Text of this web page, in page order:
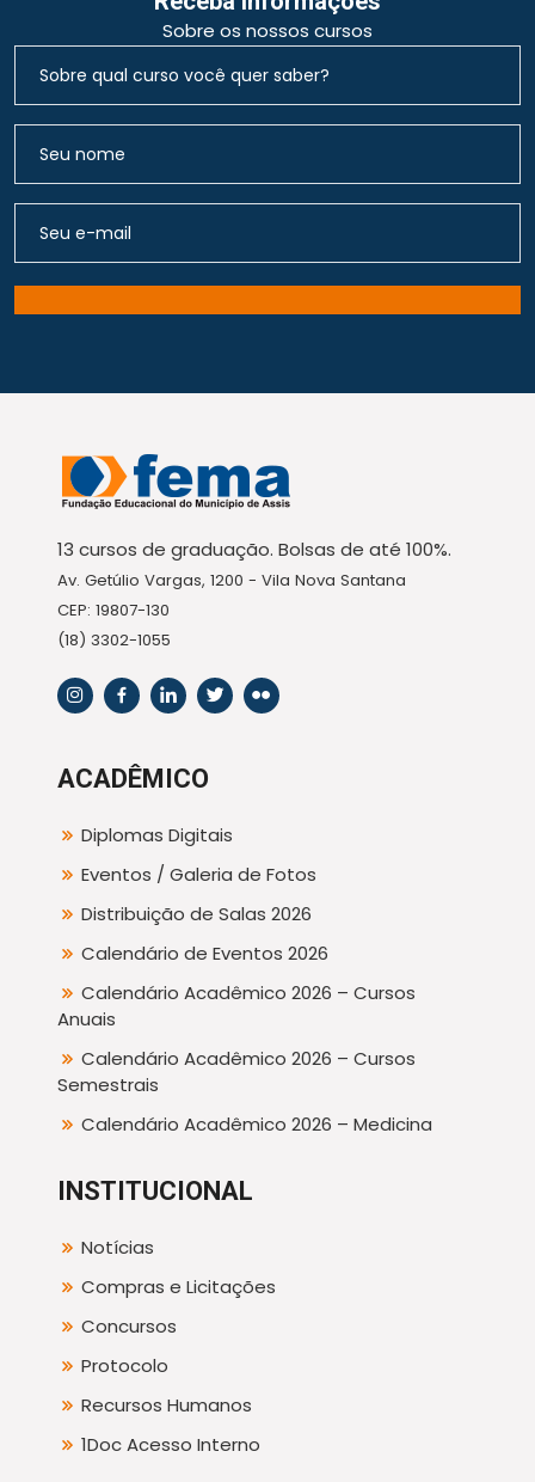
Sobre os nossos cursos
13 cursos de graduação. Bolsas de até 100%.
Av. Getúlio Vargas, 1200 - Vila Nova Santana
CEP: 19807-130
(18) 3302-1055
ACADÊMICO
Diplomas Digitais
Eventos / Galeria de Fotos
Distribuição de Salas 2026
Calendário de Eventos 2026
Calendário Acadêmico 2026 – Cursos
Anuais
Calendário Acadêmico 2026 – Cursos
Semestrais
Calendário Acadêmico 2026 – Medicina
INSTITUCIONAL
Notícias
Compras e Licitações
Concursos
Protocolo
Recursos Humanos
1Doc Acesso Interno